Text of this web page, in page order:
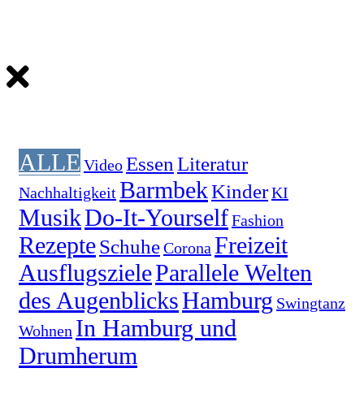
ALLE VideoEssen Literatur
NachhaltigkeitBarmbekKinderKI
MusikDo-It-YourselfFashion
RezepteSchuheCorona Freizeit
AusflugszieleParallele Welten
des AugenblicksHamburg Swingtanz
Wohnen In Hamburg und
Drumherum